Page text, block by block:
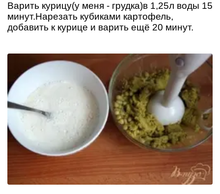
Варить курицу(у меня - грудка)в 1,25л воды 15
минут.Нарезать кубиками картофель,
добавить к курице и варить ещё 20 минут.